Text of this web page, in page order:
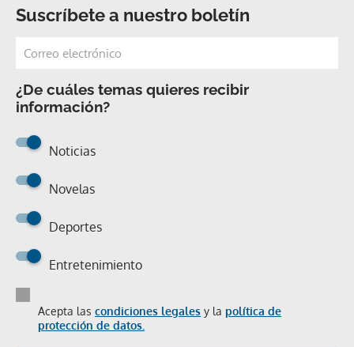
Suscríbete a nuestro boletín
¿De cuáles temas quieres recibir
información?
Noticias
Novelas
Deportes
Entretenimiento
Acepta las condiciones legales y la política de
protección de datos.